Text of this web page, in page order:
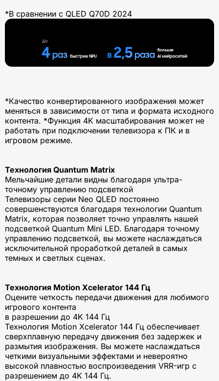
*В сравнении с QLED Q70D 2024
*Качество конвертированного изображения может
меняться в зависимости от типа и формата исходного
контента. *Функция 4K масштабирования может не
работать при подключении телевизора к ПК и в
игровом режиме.
Технология Quantum Matrix
Мельчайшие детали видны благодаря ультра-
точному управлению подсветкой
Телевизоры серии Neo QLED постоянно
совершенствуются благодаря технологии Quantum
Matrix, которая позволяет точно управлять нашей
подсветкой Quantum Mini LED. Благодаря точному
управлению подсветкой, вы можете наслаждаться
исключительной проработкой деталей в самых
темных и светлых сценах.
Технология Motion Xcelerator 144 Гц
Оцените четкость передачи движения для любимого
игрового контента
в разрешении до 4K 144 Гц
Технология Motion Xcelerator 144 Гц обеспечивает
сверхплавную передачу движения без задержек и
размытия изображения. Вы можете наслаждаться
четкими визуальными эффектами и невероятно
высокой плавностью воспроизведения VRR-игр с
разрешением до 4K 144 Гц.